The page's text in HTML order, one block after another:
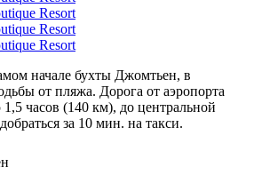
начале бухты Джомтьен, в
от пляжа. Дорога от аэропорта
1,5 часов (140 км), до центральной
за 10 мин. на такси.